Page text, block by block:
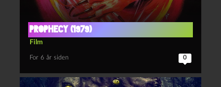
Prophecy (1979)
Film
For 6 år siden 0